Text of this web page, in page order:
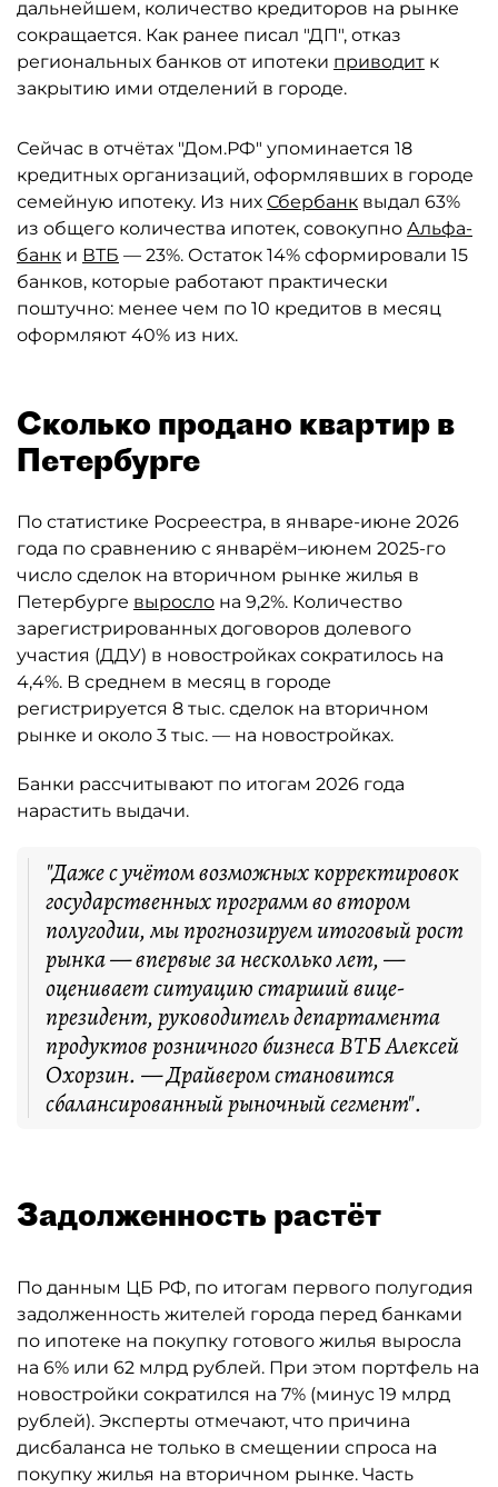
дальнейшем, количество кредиторов на рынке
сокращается. Как ранее писал "ДП", отказ
региональных банков от ипотеки приводит к
закрытию ими отделений в городе.
Сейчас в отчётах "Дом.РФ" упоминается 18
кредитных организаций, оформлявших в городе
семейную ипотеку. Из них Сбербанк выдал 63%
из общего количества ипотек, совокупно Альфа-
банк и ВТБ — 23%. Остаток 14% сформировали 15
банков, которые работают практически
поштучно: менее чем по 10 кредитов в месяц
оформляют 40% из них.
Сколько продано квартир в
Петербурге
По статистике Росреестра, в январе-июне 2026
года по сравнению с январём–июнем 2025-го
число сделок на вторичном рынке жилья в
Петербурге выросло на 9,2%. Количество
зарегистрированных договоров долевого
участия (ДДУ) в новостройках сократилось на
4,4%. В среднем в месяц в городе
регистрируется 8 тыс. сделок на вторичном
рынке и около 3 тыс. — на новостройках.
Банки рассчитывают по итогам 2026 года
нарастить выдачи.
"Даже с учётом возможных корректировок
государственных программ во втором
полугодии, мы прогнозируем итоговый рост
рынка — впервые за несколько лет, —
оценивает ситуацию старший вице-
президент, руководитель департамента
продуктов розничного бизнеса ВТБ Алексей
Охорзин. — Драйвером становится
сбалансированный рыночный сегмент".
Задолженность растёт
По данным ЦБ РФ, по итогам первого полугодия
задолженность жителей города перед банками
по ипотеке на покупку готового жилья выросла
на 6% или 62 млрд рублей. При этом портфель на
новостройки сократился на 7% (минус 19 млрд
рублей). Эксперты отмечают, что причина
дисбаланса не только в смещении спроса на
покупку жилья на вторичном рынке. Часть